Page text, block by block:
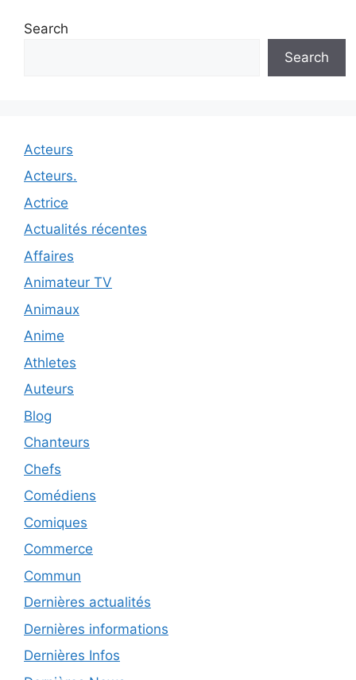
Search
Search
Acteurs
Acteurs.
Actrice
Actualités récentes
Affaires
Animateur TV
Animaux
Anime
Athletes
Auteurs
Blog
Chanteurs
Chefs
Comédiens
Comiques
Commerce
Commun
Dernières actualités
Dernières informations
Dernières Infos